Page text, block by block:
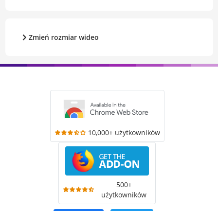
Zmień rozmiar wideo
10,000+ użytkowników
500+
użytkowników